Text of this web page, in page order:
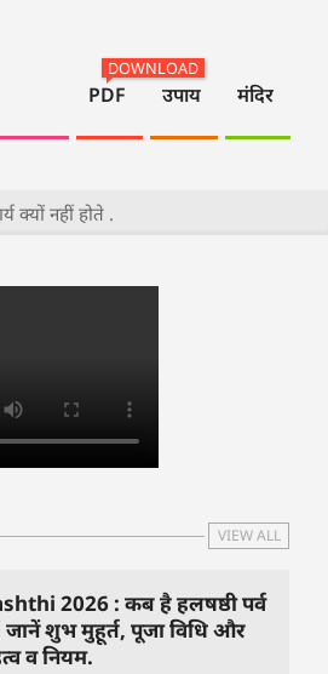
PDF
DOWNLOAD
उपाय मंदिर
क्यों नहीं होते .
VIEW ALL
2026 : कब है हलषष्ठी पर्व
शुभ मुहूर्त, पूजा विधि और
व नियम.